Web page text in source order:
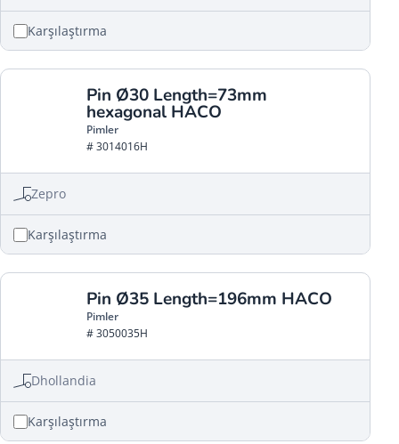
Karşılaştırma
Pin Ø30 Length=73mm
hexagonal HACO
Pimler
# 3014016H
Zepro
Karşılaştırma
Pin Ø35 Length=196mm HACO
Pimler
# 3050035H
Dhollandia
Karşılaştırma